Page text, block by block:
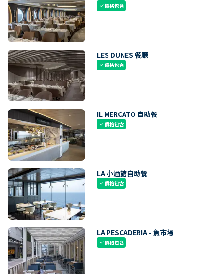
check價格包含
LES DUNES 餐廳
check價格包含
IL MERCATO 自助餐
check價格包含
LA 小酒館自助餐
check價格包含
LA PESCADERIA - 魚市場
check價格包含